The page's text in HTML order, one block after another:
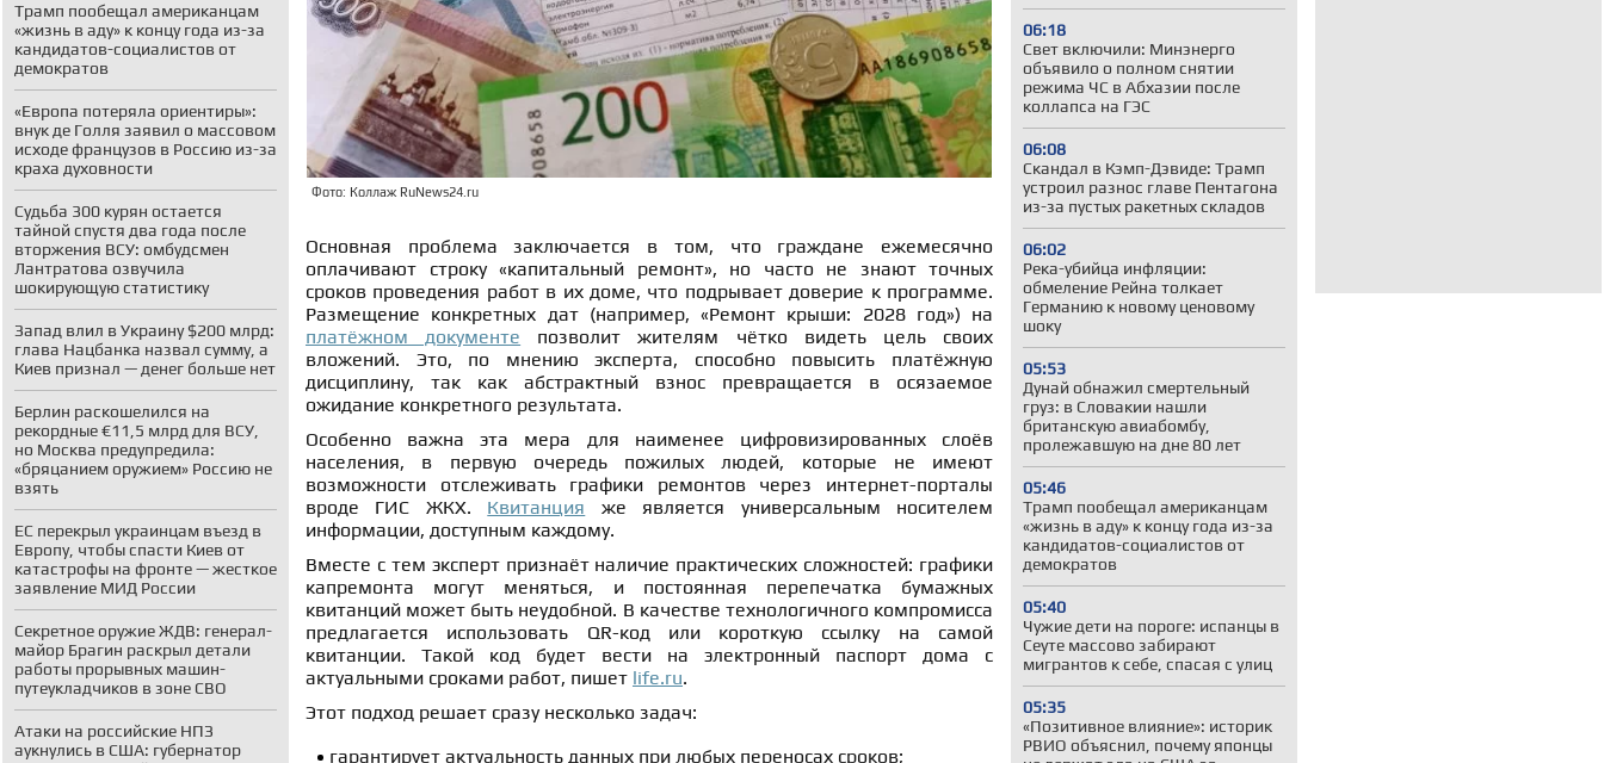
Трамп пообещал американцам
«жизнь в аду» к концу года из-за
кандидатов-социалистов от
демократов
«Европа потеряла ориентиры»:
внук де Голля заявил о массовом
исходе французов в Россию из-за
краха духовности
Судьба 300 курян остается
тайной спустя два года после
вторжения ВСУ: омбудсмен
Лантратова озвучила
шокирующую статистику
Запад влил в Украину $200 млрд:
глава Нацбанка назвал сумму, а
Киев признал — денег больше нет
Берлин раскошелился на
рекордные €11,5 млрд для ВСУ,
но Москва предупредила:
«бряцанием оружием» Россию не
взять
ЕС перекрыл украинцам въезд в
Европу, чтобы спасти Киев от
катастрофы на фронте — жесткое
заявление МИД России
Секретное оружие ЖДВ: генерал-
майор Брагин раскрыл детали
работы прорывных машин-
путеукладчиков в зоне СВО
Атаки на российские НПЗ
аукнулись в США: губернатор
06:18
Свет включили: Минэнерго
объявило о полном снятии
режима ЧС в Абхазии после
коллапса на ГЭС
06:08
Скандал в Кэмп-Дэвиде: Трамп
устроил разнос главе Пентагона
из-за пустых ракетных складов
06:02
Река-убийца инфляции:
обмеление Рейна толкает
Германию к новому ценовому
шоку
05:53
Дунай обнажил смертельный
груз: в Словакии нашли
британскую авиабомбу,
пролежавшую на дне 80 лет
05:46
Трамп пообещал американцам
«жизнь в аду» к концу года из-за
кандидатов-социалистов от
демократов
05:40
Чужие дети на пороге: испанцы в
Сеуте массово забирают
мигрантов к себе, спасая с улиц
05:35
«Позитивное влияние»: историк
РВИО объяснил, почему японцы
Фото: Коллаж RuNews24.ru
Основная проблема заключается в том, что граждане ежемесячно
оплачивают строку «капитальный ремонт», но часто не знают точных
сроков проведения работ в их доме, что подрывает доверие к программе.
Размещение конкретных дат (например, «Ремонт крыши: 2028 год») на
платёжном документе позволит жителям чётко видеть цель своих
вложений. Это, по мнению эксперта, способно повысить платёжную
дисциплину, так как абстрактный взнос превращается в осязаемое
ожидание конкретного результата.
Особенно важна эта мера для наименее цифровизированных слоёв
населения, в первую очередь пожилых людей, которые не имеют
возможности отслеживать графики ремонтов через интернет-порталы
вроде ГИС ЖКХ. Квитанция же является универсальным носителем
информации, доступным каждому.
Вместе с тем эксперт признаёт наличие практических сложностей: графики
капремонта могут меняться, и постоянная перепечатка бумажных
квитанций может быть неудобной. В качестве технологичного компромисса
предлагается использовать QR-код или короткую ссылку на самой
квитанции. Такой код будет вести на электронный паспорт дома с
актуальными сроками работ, пишет life.ru.
Этот подход решает сразу несколько задач:
гарантирует актуальность данных при любых переносах сроков;